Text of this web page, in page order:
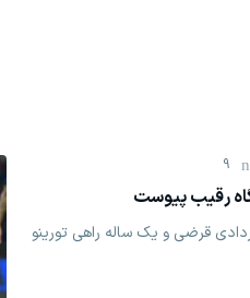
9
رقیب پیوست
قرضی و یک ساله راهی تورینو